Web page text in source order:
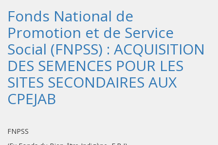
Fonds National de
Promotion et de Service
Social (FNPSS) : ACQUISITION
DES SEMENCES POUR LES
SITES SECONDAIRES AUX
CPEJAB
FNPSS